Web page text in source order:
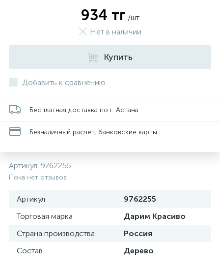
934 тг /шт
Нет в наличии
Купить
Добавить к сравнению
Бесплатная доставка по г. Астана
Безналичный расчет, банковские карты
Артикул: 9762255
Пока нет отзывов
Артикул
9762255
Торговая марка
Дарим Красиво
Страна производства
Россия
Состав
Дерево